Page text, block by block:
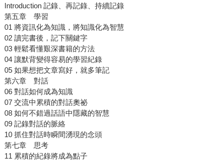
Introduction 記錄、再記錄、持續記錄
第五章 學習
01 將資訊化為知識，將知識化為智慧
02 讀完書後，記下關鍵字
03 輕鬆看懂艱深書籍的方法
04 讓默背變得容易的學習紀錄
05 如果想把文章寫好，就多筆記
第六章 對話
06 對話如何成為知識
07 交流中累積的對話奧祕
08 如何不錯過話語中隱藏的智慧
09 記錄對話的脈絡
10 抓住對話時瞬間湧現的念頭
第七章 思考
11 累積的紀錄將成為點子